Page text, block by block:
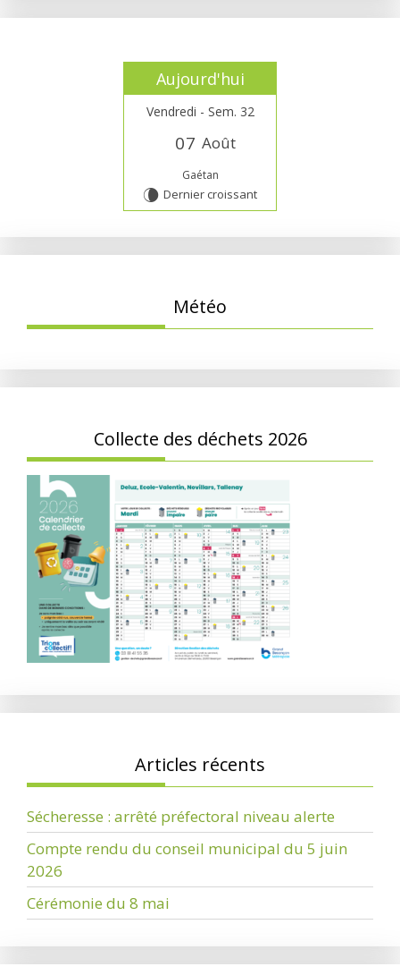
Aujourd'hui
Vendredi - Sem. 32
07 Août
Gaétan
V Dernier croissant
Météo
Collecte des déchets 2026
Articles récents
Sécheresse : arrêté préfectoral niveau alerte
Compte rendu du conseil municipal du 5 juin
2026
Cérémonie du 8 mai